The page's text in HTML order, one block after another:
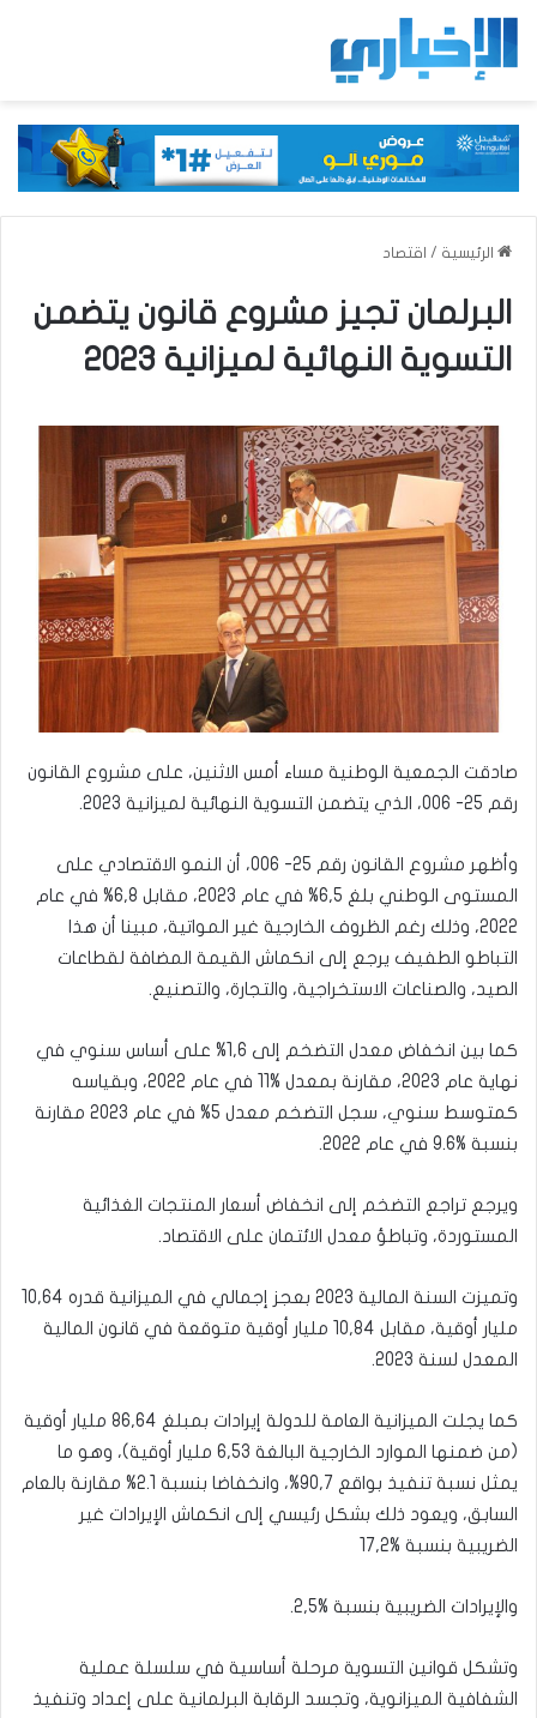
الرئيسية / اقتصاد
البرلمان تجيز مشروع قانون يتضمن
التسوية النهائية لميزانية 2023
صادقت الجمعية الوطنية مساء أمس الاثنين، على مشروع القانون
رقم 25- 006، الذي يتضمن التسوية النهائية لميزانية 2023.
وأظهر مشروع القانون رقم 25- 006، أن النمو الاقتصادي على
المستوى الوطني بلغ 6,5% في عام 2023، مقابل 6,8% في عام
2022، وذلك رغم الظروف الخارجية غير المواتية، مبينا أن هذا
التباطو الطفيف يرجع إلى انكماش القيمة المضافة لقطاعات
الصيد، والصناعات الاستخراجية، والتجارة، والتصنيع.
كما بين انخفاض معدل التضخم إلى 1,6% على أساس سنوي في
نهاية عام 2023، مقارنة بمعدل %11 في عام 2022، وبقياسه
كمتوسط سنوي، سجل التضخم معدل 5% في عام 2023 مقارنة
بنسبة %9.6 في عام 2022.
ويرجع تراجع التضخم إلى انخفاض أسعار المنتجات الغذائية
المستوردة، وتباطؤ معدل الائتمان على الاقتصاد.
وتميزت السنة المالية 2023 بعجز إجمالي في الميزانية قدره 10,64
مليار أوقية، مقابل 10,84 مليار أوقية متوقعة في قانون المالية
المعدل لسنة 2023.
كما يجلت الميزانية العامة للدولة إيرادات بمبلغ 86,64 مليار أوقية
(من ضمنها الموارد الخارجية البالغة 6,53 مليار أوقية)، وهو ما
يمثل نسبة تنفيذ بواقع 90,7%، وانخفاضا بنسبة 2.1% مقارنة بالعام
السابق، ويعود ذلك بشكل رئيسي إلى انكماش الإيرادات غير
الضريبية بنسبة %17,2
والإيرادات الضريبية بنسبة %2,5.
وتشكل قوانين التسوية مرحلة أساسية في سلسلة عملية
الشفافية الميزانوية، وتجسد الرقابة البرلمانية على إعداد وتنفيذ